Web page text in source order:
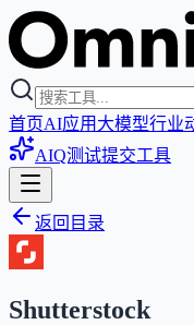
首页AI应用 大模型行业
AIQ测试提交工具
返回目录
Shutterstock